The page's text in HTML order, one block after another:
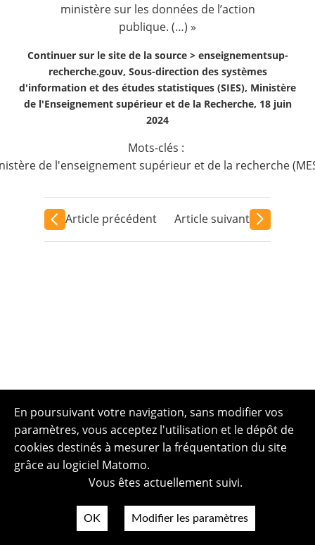
ministère sur les données de l’action
publique. (…) »
Continuer sur le site de la source > enseignementsup-
recherche.gouv, Sous-direction des systèmes
d'information et des études statistiques (SIES), Ministère
de l'Enseignement supérieur et de la Recherche, 18 juin
2024
Mots-clés :
de l'enseignement supérieur et de la recherche
Article précédent Article suivant
En poursuivant votre navigation, sans modifier vos
paramètres, vous acceptez l'utilisation et le dépôt de
cookies destinés à mesurer la fréquentation du site
grâce au logiciel Matomo.
Vous êtes actuellement suivi.
OK Modifier les paramètres